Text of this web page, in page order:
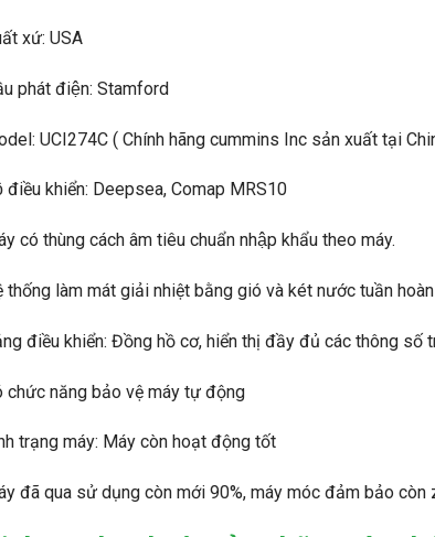
xứ: USA
phát điện: Stamford
UCI274C ( Chính hãng cummins Inc sản xuất tại
điều khiển: Deepsea, Comap MRS10
có thùng cách âm tiêu chuẩn nhập khẩu theo máy.
thống làm mát giải nhiệt bằng gió và két nước tuần
điều khiển: Đồng hồ cơ, hiển thị đầy đủ các thông số
chức năng bảo vệ máy tự động
trạng máy: Máy còn hoạt động tốt
đã qua sử dụng còn mới 90%, máy móc đảm bảo còn